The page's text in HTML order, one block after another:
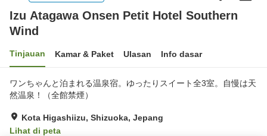
Izu Atagawa Onsen Petit Hotel Southern
Wind
Tinjauan Kamar & Paket Ulasan Info dasar
ワンちゃんと泊まれる温泉宿。ゆったりスイート全3室。自慢は天
然温泉！（全館禁煙）
Kota Higashiizu, Shizuoka, Jepang
Lihat di peta